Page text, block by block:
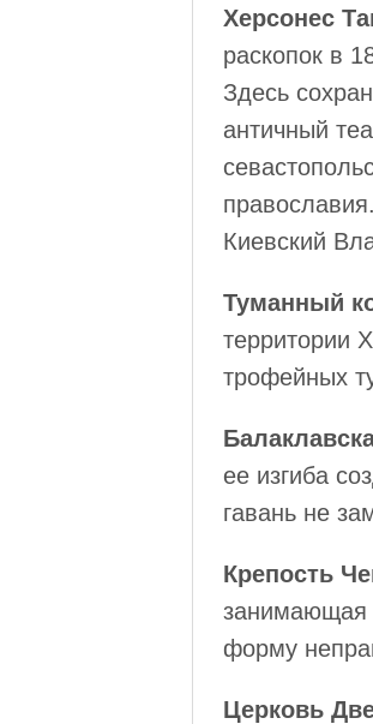
Херсонес
раскопок в
Здесь
античный
Киевский
Туманный
территории
трофейных
ее изгиба
гавань не
Крепость
занимающая
форму
Церковь